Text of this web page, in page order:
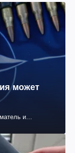
может
и